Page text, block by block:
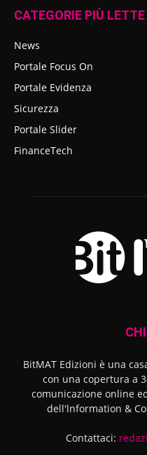
CATEGORIE PIÙ LETTE
News
Portale Focus On
Portale Evidenza
Sicurezza
Portale Slider
FinanceTech
BitMAT Edizioni è una
con una copertura a
comunicazione online
dell'lnformation &
Contattaci: